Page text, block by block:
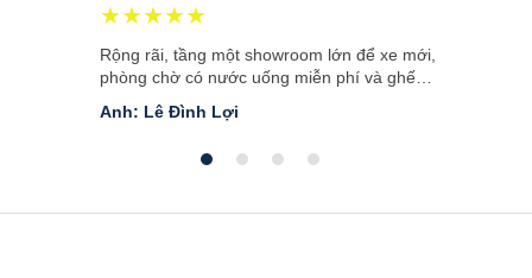
★★★★★
Rộng rãi, tầng một showroom lớn để xe mới,
phòng chờ có nước uống miễn phí và ghế
xe ô tô...
Anh: Lê Đình Lợi